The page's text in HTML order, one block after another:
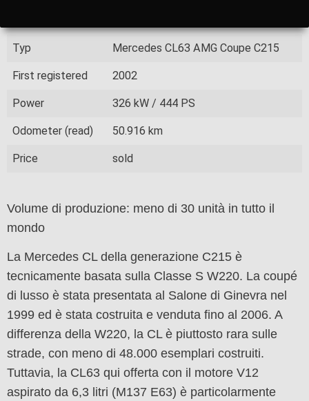
Typ Mercedes CL63 AMG Coupe C215
First registered 2002
Power 326 kW / 444 PS
Odometer (read) 50.916 km
Price sold
Volume di produzione: meno di 30 unità in tutto il
mondo
La Mercedes CL della generazione C215 è
tecnicamente basata sulla Classe S W220. La coupé
di lusso è stata presentata al Salone di Ginevra nel
1999 ed è stata costruita e venduta fino al 2006. A
differenza della W220, la CL è piuttosto rara sulle
strade, con meno di 48.000 esemplari costruiti.
Tuttavia, la CL63 qui offerta con il motore V12
aspirato da 6,3 litri (M137 E63) è particolarmente